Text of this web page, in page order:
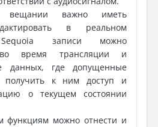
вещании важно иметь
в реальном
записи можно
во время трансляции и
данных, где допущенные
получить к ним доступ и
о текущем состоянии
функциям можно отнести и